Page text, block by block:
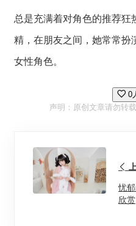
总是充满着对角色的推荐狂
精，在朋友之间，她常常扮
女性角色。
0
声明：原创文章请勿转
忧
欣赏